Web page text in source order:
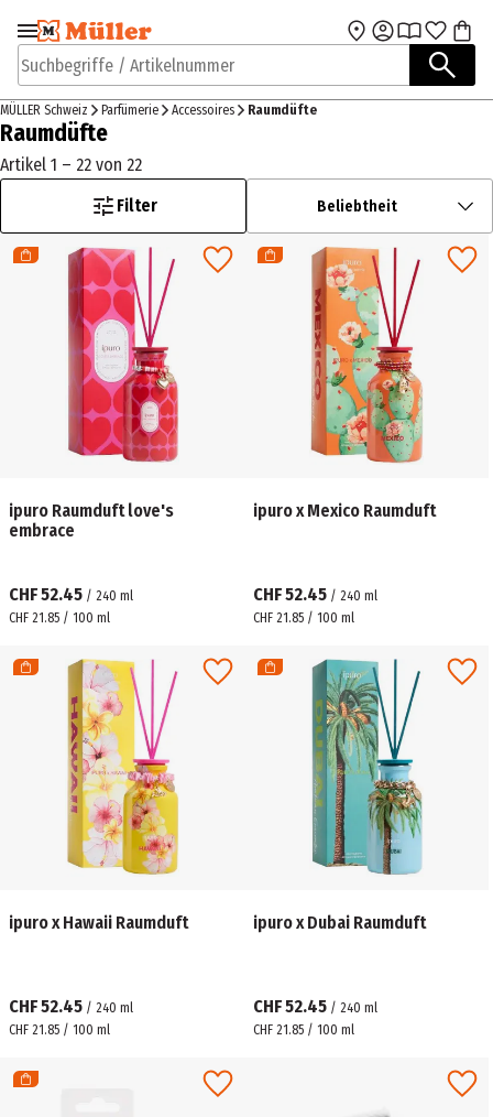
Zur Navigation
springen
Zum Hauptinhalt
Suchbegriffe / Artikelnummer
MÜLLER Schweiz Parfümerie Accessoires Raumdüfte
Raumdüfte
Artikel 1 – 22 von 22
Filter
Beliebtheit
ipuro Raumduft love's
embrace
CHF 52.45 / 240 ml
CHF 21.85 / 100 ml
ipuro x Mexico Raumduft
CHF 52.45 / 240 ml
CHF 21.85 / 100 ml
ipuro x Hawaii Raumduft
CHF 52.45 / 240 ml
CHF 21.85 / 100 ml
ipuro x Dubai Raumduft
CHF 52.45 / 240 ml
CHF 21.85 / 100 ml